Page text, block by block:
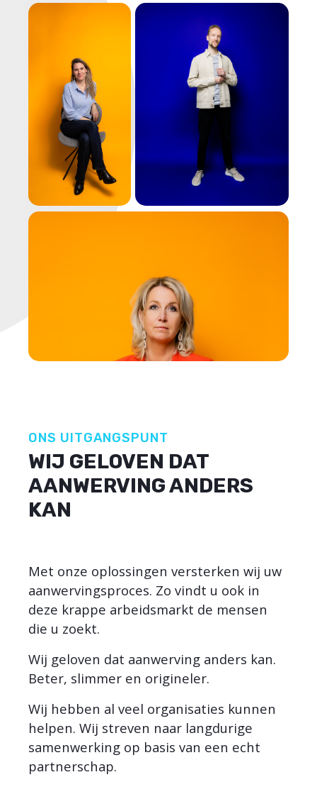
ONS UITGANGSPUNT
WIJ GELOVEN DAT
AANWERVING ANDERS
KAN
Met onze oplossingen versterken wij uw
aanwervingsproces. Zo vindt u ook in
deze krappe arbeidsmarkt de mensen
die u zoekt.
Wij geloven dat aanwerving anders kan.
Beter, slimmer en origineler.
Wij hebben al veel organisaties kunnen
helpen. Wij streven naar langdurige
samenwerking op basis van een echt
partnerschap.